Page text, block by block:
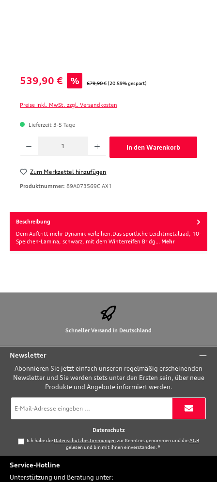
Verkaufspreis:
539,90 € % Regulärer Preis:
679,90 € (20.59% gespart)
Preise inkl. MwSt. zzgl. Versandkosten
Lieferzeit 3-5 Tage
In den Warenkorb
Zum Merkzettel hinzufügen
Produktnummer: 89A073569C AX1
Beschreibung
Dem Auftritt mehr Dynamik verleihen.Das sportliche Leichtmetallrad, 10-
Speichen-Lamina, schwarz, mit dem Winterreifen Bridg… Mehr
Schneller Versand in Deutschland
Newsletter
Abonnieren Sie jetzt einfach unseren regelmäßig erscheinenden
Newsletter und Sie werden stets unter den Ersten sein, über neue
Produkte und Angebote informiert werden.
Mail-
Adresse
Datenschutz
Ich habe die Datenschutzbestimmungenzur Kenntnis genommen und dieAGB
gelesen und bin mit ihnen einverstanden.*
Service-Hotline
Unterstützung und Beratung unter: